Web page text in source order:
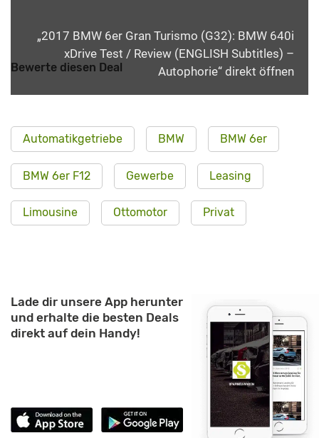
„2017 BMW 6er Gran Turismo (G32): BMW 640i
xDrive Test / Review (ENGLISH Subtitles) –
Autophorie“ direkt öffnen
Bewerte diesen Deal
Automatikgetriebe BMW BMW 6er
BMW 6er F12 Gewerbe Leasing
Limousine Ottomotor Privat
Lade dir unsere App herunter
und erhalte die besten Deals
direkt auf dein Handy!